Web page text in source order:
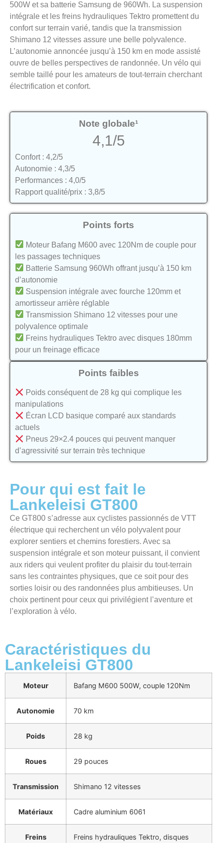
500W et sa batterie Samsung de 960Wh. La suspension
intégrale et les freins hydrauliques Tektro promettent du
confort sur terrain varié, tandis que la transmission
Shimano 12 vitesses assure une belle polyvalence.
L’autonomie annoncée jusqu’à 150 km en mode assisté
ouvre de belles perspectives de randonnée. Un vélo qui
semble taillé pour les amateurs de tout-terrain cherchant
électrification et confort.
Note globale¹
4,1/5
Confort : 4,2/5
Autonomie : 4,3/5
Performances : 4,0/5
Rapport qualité/prix : 3,8/5
Points forts
Moteur Bafang M600 avec 120Nm de couple pour
les passages techniques
Batterie Samsung 960Wh offrant jusqu’à 150 km
d’autonomie
Suspension intégrale avec fourche 120mm et
amortisseur arrière réglable
Transmission Shimano 12 vitesses pour une
polyvalence optimale
Freins hydrauliques Tektro avec disques 180mm
pour un freinage efficace
Points faibles
Poids conséquent de 28 kg qui complique les
manipulations
Écran LCD basique comparé aux standards
actuels
Pneus 29×2.4 pouces qui peuvent manquer
d’agressivité sur terrain très technique
Pour qui est fait le
Lankeleisi GT800
Ce GT800 s’adresse aux cyclistes passionnés de VTT
électrique qui recherchent un vélo polyvalent pour
explorer sentiers et chemins forestiers. Avec sa
suspension intégrale et son moteur puissant, il convient
aux riders qui veulent profiter du plaisir du tout-terrain
sans les contraintes physiques, que ce soit pour des
sorties loisir ou des randonnées plus ambitieuses. Un
choix pertinent pour ceux qui privilégient l’aventure et
l’exploration à vélo.
Caractéristiques du
Lankeleisi GT800
Moteur Bafang M600 500W, couple 120Nm
Autonomie 70 km
Poids 28 kg
Roues 29 pouces
Transmission Shimano 12 vitesses
Matériaux Cadre aluminium 6061
Freins Freins hydrauliques Tektro, disques